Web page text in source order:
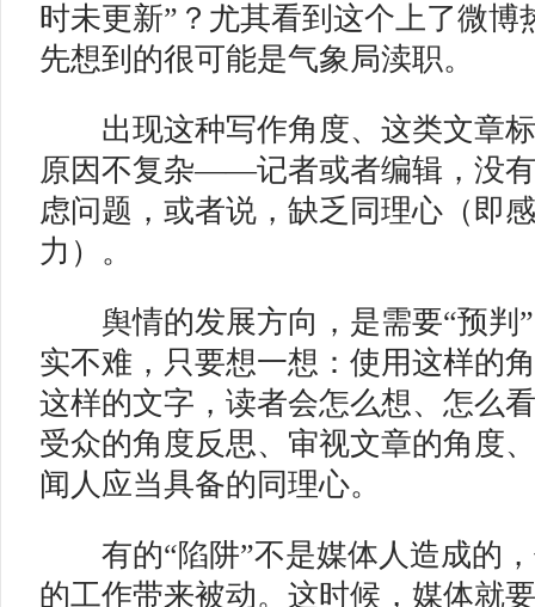
时未更新”？尤其看到这个上了微博
先想到的很可能是气象局渎职。
出现这种写作角度、这类文章标
原因不复杂——记者或者编辑，没
虑问题，或者说，缺乏同理心（即
力）。
舆情的发展方向，是需要“预判”
实不难，只要想一想：使用这样的
这样的文字，读者会怎么想、怎么
受众的角度反思、审视文章的角度
闻人应当具备的同理心。
有的“陷阱”不是媒体人造成的，
的工作带来被动。这时候，媒体就